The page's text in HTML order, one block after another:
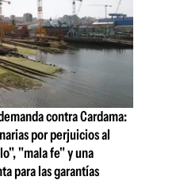
contra Cardama:
por perjuicios al
"mala fe" y una
para las garantías